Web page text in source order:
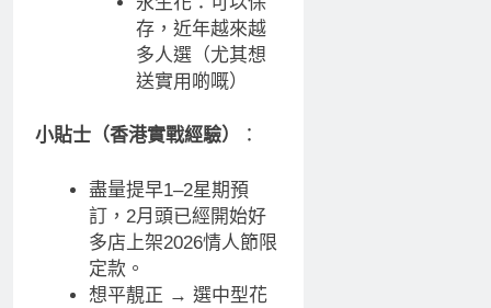
存，近年越來越
多人選（尤其想
送實用啲嘅）
小貼士（香港實戰經驗） ：
盡量提早1–2星期預
訂，2月頭已經開始好
多店上架2026情人節限
定款。
想平靚正 → 選中型花